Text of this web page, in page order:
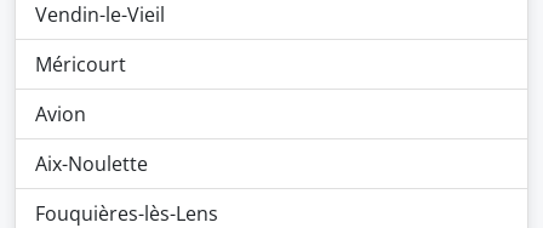
Vendin-le-Vieil
Méricourt
Avion
Aix-Noulette
Fouquières-lès-Lens